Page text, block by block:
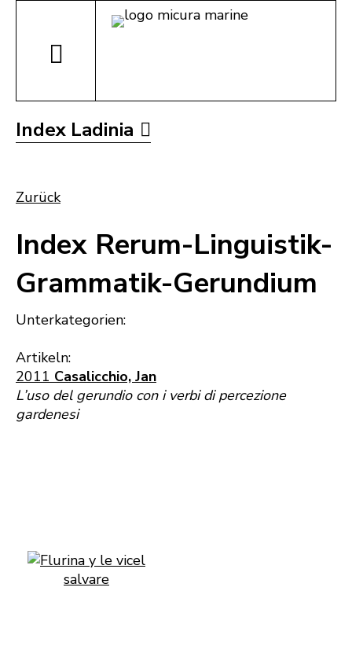
Index Ladinia
Zurück
Index Rerum-Linguistik-
Grammatik-Gerundium
Unterkategorien:
Artikeln:
2011 Casalicchio, Jan
L’uso del gerundio con i verbi di percezione
gardenesi